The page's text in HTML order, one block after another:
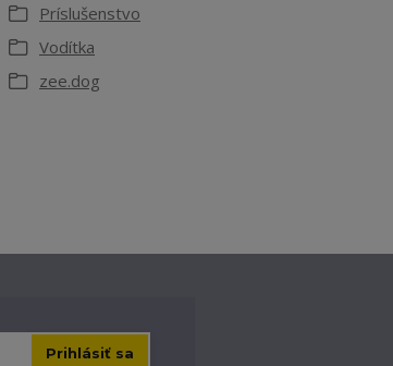
Príslušenstvo
Vodítka
zee.dog
Prihlásiť sa